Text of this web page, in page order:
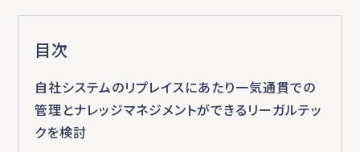
目次
自社システムのリプレイスにあたり一気通貫での
管理とナレッジマネジメントができるリーガルテッ
クを検討